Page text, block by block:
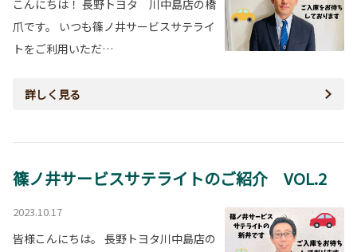
こんにちは！ 長野トヨタ 川中島店の橋
爪です。 いつも篠ノ井サービスサテライ
トをご利用いただ…
詳しく見る
篠ノ井サービスサテライトのご紹介 VOL.2
2023.10.17
皆様こんにちは。 長野トヨタ川中島店の